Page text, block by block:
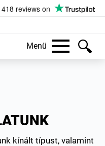
Menü
kínált típust, valamint